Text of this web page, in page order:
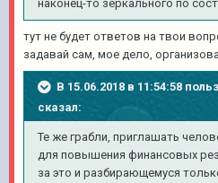
наконец-то зеркального по
тут не будет ответов на твои
задавай сам, мое дело,
В 15.06.2018 в 11:54:58
сказал:
Те же грабли, приглашать
для повышения финансовых
за это и разбирающемуся